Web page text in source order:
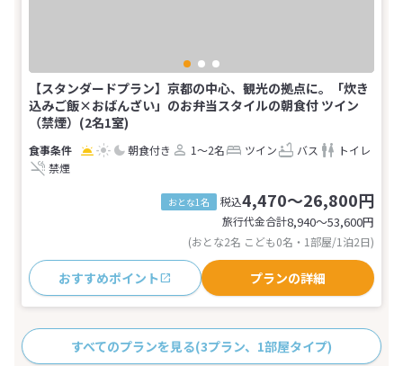
【スタンダードプラン】京都の中心、観光の拠点に。「炊き
込みご飯×おばんざい」のお弁当スタイルの朝食付 ツイン
（禁煙）(2名1室)
朝食付き 1～2名 ツイン バス
トイレ
禁煙
おとな1名 税込4,470～26,800円
旅行代金合計8,940〜53,600円
(おとな2名 こども0名・1部屋/1泊2日)
おすすめポイント プランの詳細
すべてのプランを見る(3プラン、1部屋タイプ)